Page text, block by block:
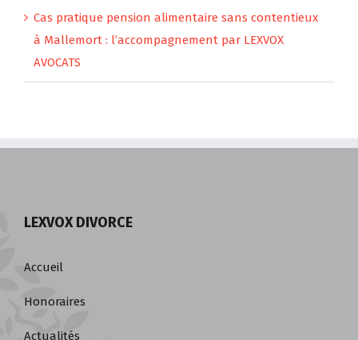
Tarascon avec LEXVOX AVOCATS
Cas pratique pension alimentaire sans contentieux
à Mallemort : l’accompagnement par LEXVOX
Accueil
Honoraires